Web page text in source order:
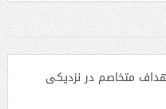
متخاصم در نزدیکی